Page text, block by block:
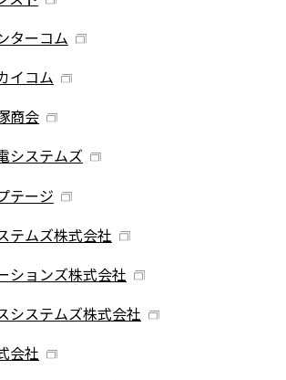
ターコム
イコム
商会
システムズ
テージ
テムズ株式会社
ションズ株式会社
システムズ株式会社
会社